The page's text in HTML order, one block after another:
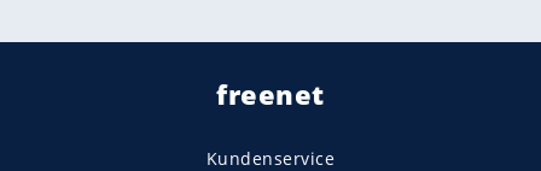
freenet
Kundenservice